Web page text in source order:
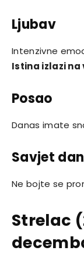
Ljubav
Intenzivne
Istina izlazi na
Posao
Danas imate
Savjet
Ne bojte se
Strelac